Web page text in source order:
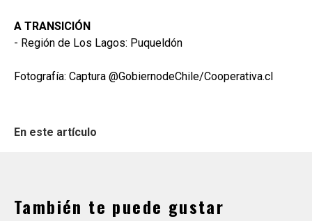
A TRANSICIÓN
- Región de Los Lagos: Puqueldón
Fotografía: Captura @GobiernodeChile/Cooperativa.cl
En este artículo
También te puede gustar